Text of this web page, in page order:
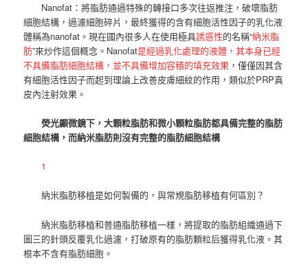
Nanofat：將脂肪通過特殊的轉接口多次往返推注，破壞脂肪
細胞結構，過濾細胞碎片，最終獲得的含有細胞活性因子的乳化液
體稱為nanofat。現在國內很多人在使用極具誘惑性的名稱“納米脂
肪”來炒作這個概念。Nanofat是經過乳化處理的液體，其本身已經
不具備脂肪細胞結構，並不具備增加容積的填充效果 ，僅僅因其含
有細胞活性因子而起到理論上改善皮膚細紋的作用，類似於PRP真
皮內注射效果。
熒光顯微鏡下，大顆粒脂肪和微小顆粒脂肪都具備完整的脂肪
細胞結構，而納米脂肪則沒有完整的脂肪細胞結構
1
納米脂肪移植是如何製備的，與常規脂肪移植有何區別？
納米脂肪移植和普通脂肪移植一樣，將提取的脂肪組織通過下
圖三的針頭反覆乳化過濾，打破原有的脂肪顆粒后獲得乳化液。其
根本不含有脂肪細胞。